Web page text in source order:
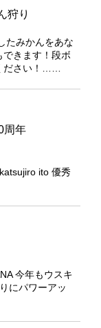
狩り
たみかんをあな
きます！段ボ
ださい！……
周年
ito 優秀
今年もウスキ
にパワーアッ